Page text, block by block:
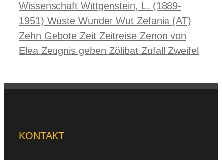
Wissenschaft Wittgenstein, L. (1889-
1951) Wüste Wunder Wut Zefania (AT)
Zehn Gebote Zeit Zeitreise Zenon von
Elea Zeugnis geben Zölibat Zufall Zweifel
KONTAKT